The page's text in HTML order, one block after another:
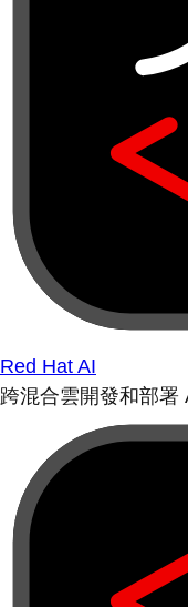
Red Hat AI
跨混合雲開發和部署